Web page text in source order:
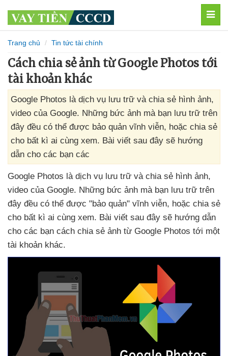
Trang chủ Tin tức tài chính
Cách chia sẻ ảnh từ Google Photos tới
tài khoản khác
Google Photos là dịch vụ lưu trữ và chia sẻ hình ảnh,
video của Google. Những bức ảnh mà bạn lưu trữ trên
đây đều có thể được bảo quản vĩnh viễn, hoặc chia sẻ
cho bất kì ai cùng xem. Bài viết sau đây sẽ hướng
dẫn cho các bạn các
Google Photos là dịch vụ lưu trữ và chia sẻ hình ảnh,
video của Google. Những bức ảnh mà bạn lưu trữ trên
đây đều có thể được "bảo quản" vĩnh viễn, hoặc chia sẻ
cho bất kì ai cùng xem. Bài viết sau đây sẽ hướng dẫn
cho các bạn cách chia sẻ ảnh từ Google Photos tới một
tài khoản khác.